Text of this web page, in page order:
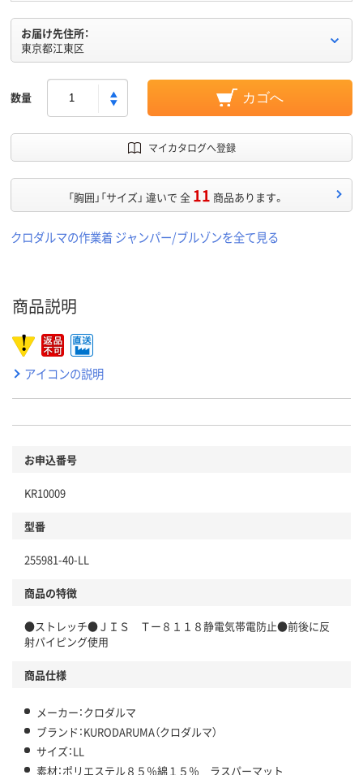
お届け先住所：
東京都江東区
数量 カゴへ
マイカタログへ登録
「胸囲」「サイズ」 違いで 全 11 商品あります。
クロダルマの作業着 ジャンパー/ブルゾンを全て見る
商品説明
アイコンの説明
お申込番号
KR10009
型番
255981-40-LL
商品の特徴
●ストレッチ●ＪＩＳ Ｔー８１１８静電気帯電防止●前後に反
射パイピング使用
商品仕様
メーカー：クロダルマ
ブランド：KURODARUMA（クロダルマ）
サイズ：LL
素材：ポリエステル８５％綿１５％ ラスパーマット